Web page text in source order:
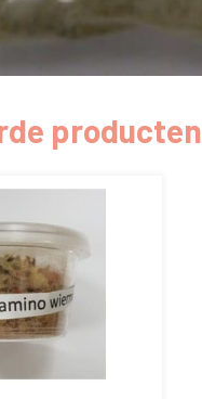
producten